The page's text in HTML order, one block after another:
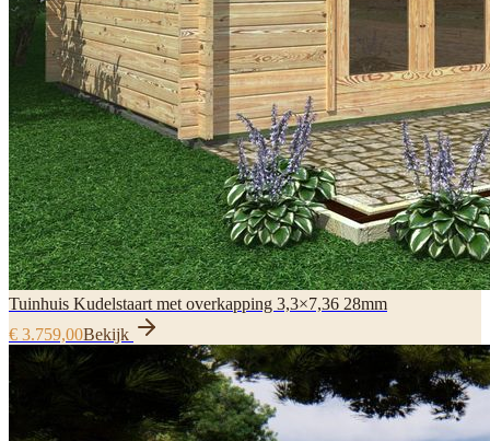
Tuinhuis Kudelstaart met overkapping 3,3×7,36 28mm
€ 3.759,00Bekijk